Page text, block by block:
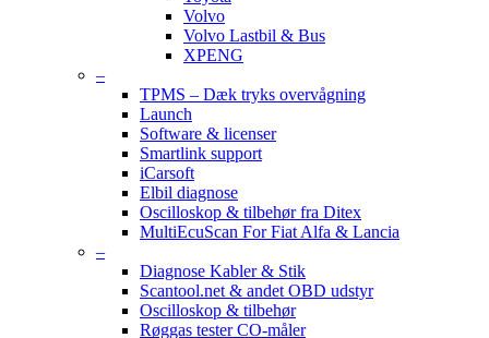
Volvo
Volvo Lastbil & Bus
XPENG
–
TPMS – Dæk tryks overvågning
Launch
Software & licenser
Smartlink support
iCarsoft
Elbil diagnose
Oscilloskop & tilbehør fra Ditex
MultiEcuScan For Fiat Alfa & Lancia
–
Diagnose Kabler & Stik
Scantool.net & andet OBD udstyr
Oscilloskop & tilbehør
Røggas tester CO-måler